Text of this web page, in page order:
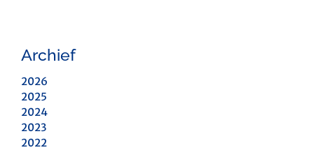
Archief
2026
2025
2024
2023
2022